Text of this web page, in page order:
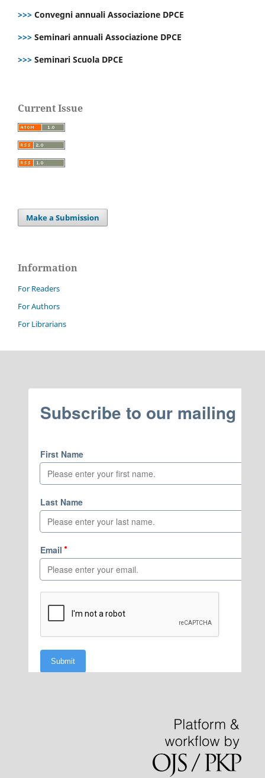
>>> Convegni annuali Associazione DPCE
>>> Seminari annuali Associazione DPCE
>>> Seminari Scuola DPCE
Current Issue
Make a Submission
Information
For Readers
For Authors
For Librarians